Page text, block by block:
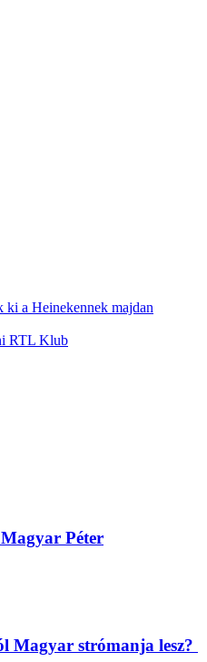
ki a Heinekennek majdan
RTL Klub
Péter
Magyar strómanja lesz?